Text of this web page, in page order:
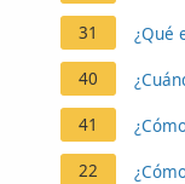
31 ¿Qué
40
41
22